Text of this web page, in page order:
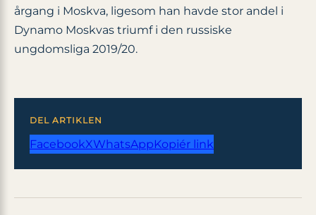
årgang i Moskva, ligesom han havde stor andel i
Dynamo Moskvas triumf i den russiske
ungdomsliga 2019/20.
DEL ARTIKLEN
FacebookXWhatsAppKopiér link